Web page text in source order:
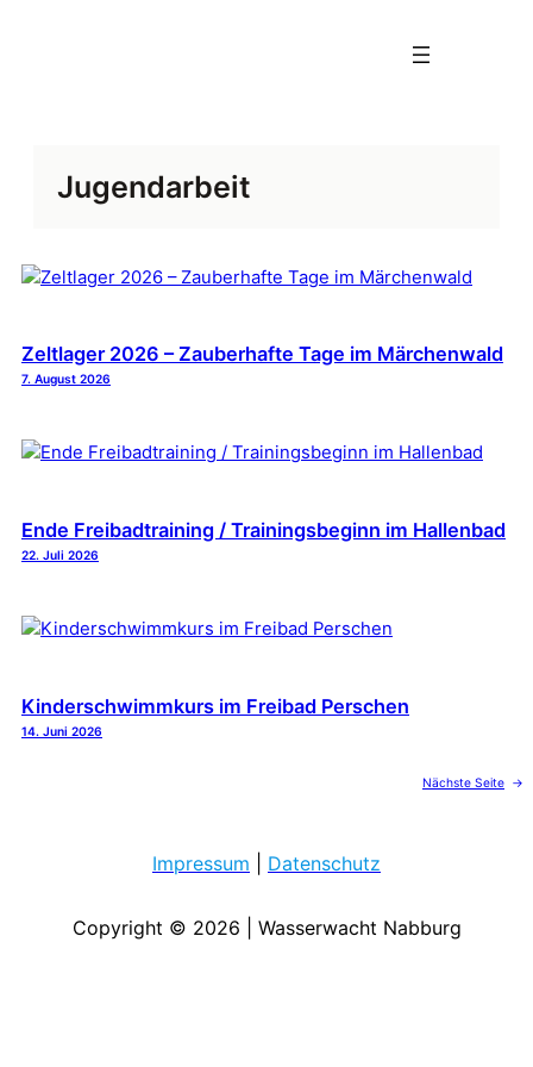
Jugendarbeit
Zeltlager 2026 – Zauberhafte Tage im Märchenwald
7. August 2026
Ende Freibadtraining / Trainingsbeginn im Hallenbad
22. Juli 2026
Kinderschwimmkurs im Freibad Perschen
14. Juni 2026
Nächste Seite →
Impressum Datenschutz
Copyright © 2026 | Wasserwacht Nabburg